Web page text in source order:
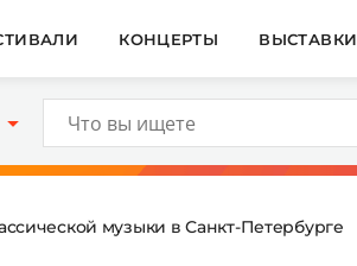
КОНЦЕРТЫ ВЫСТАВКИ
музыки в Санкт-Петербурге